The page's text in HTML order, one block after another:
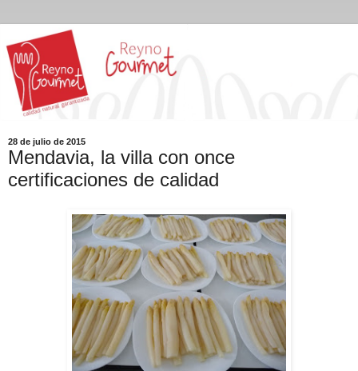
28 de julio de 2015
Mendavia, la villa con once
certificaciones de calidad